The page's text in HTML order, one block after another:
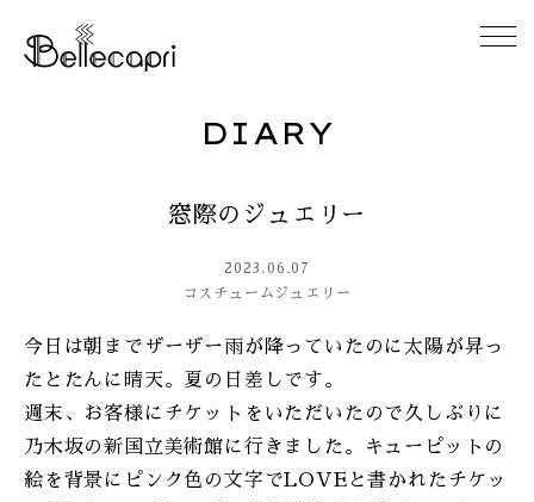
ACCESS
GALLERY
DIARY
CONTACT
DIARY
窓際のジュエリー
2023.06.07
コスチュームジュエリー
今日は朝までザーザー雨が降っていたのに太陽が昇っ
たとたんに晴天。夏の日差しです。
週末、お客様にチケットをいただいたので久しぶりに
乃木坂の新国立美術館に行きました。キューピットの
絵を背景にピンク色の文字でLOVEと書かれたチケッ